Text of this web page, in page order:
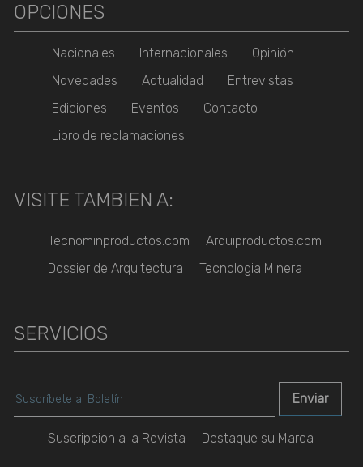
OPCIONES
Nacionales Internacionales
Opinión
Novedades
Actualidad
Entrevistas
Ediciones
Eventos
Contacto
Libro de reclamaciones
VISITE TAMBIEN A:
Tecnominproductos.com
Arquiproductos.com
Dossier de Arquitectura
Tecnologia Minera
SERVICIOS
Suscripcion a la Revista Destaque su Marca